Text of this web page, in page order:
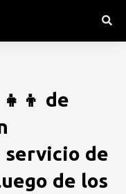
de
servicio de
de los